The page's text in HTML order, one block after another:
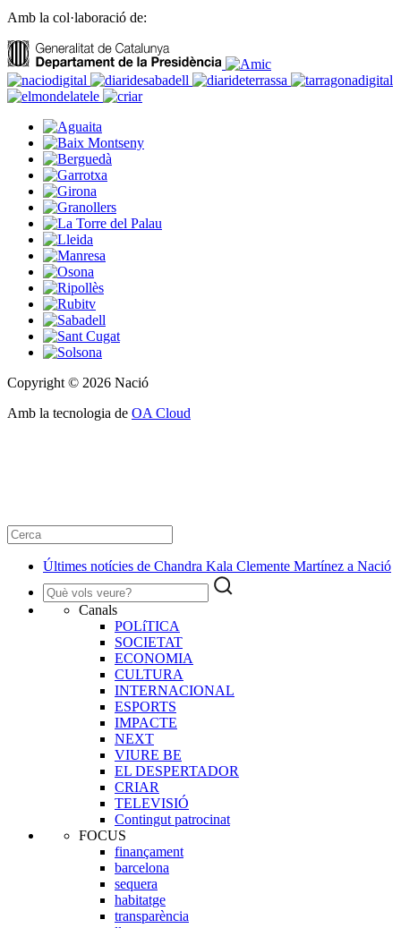
Amb la col·laboració de:
Copyright © 2026 Nació
Amb la tecnologia de OA Cloud
Últimes notícies de Chandra Kala Clemente Martínez a Nació
Canals
POLíTICA
SOCIETAT
ECONOMIA
CULTURA
INTERNACIONAL
ESPORTS
IMPACTE
NEXT
VIURE BE
EL DESPERTADOR
CRIAR
TELEVISIÓ
Contingut patrocinat
FOCUS
finançament
barcelona
sequera
habitatge
transparència